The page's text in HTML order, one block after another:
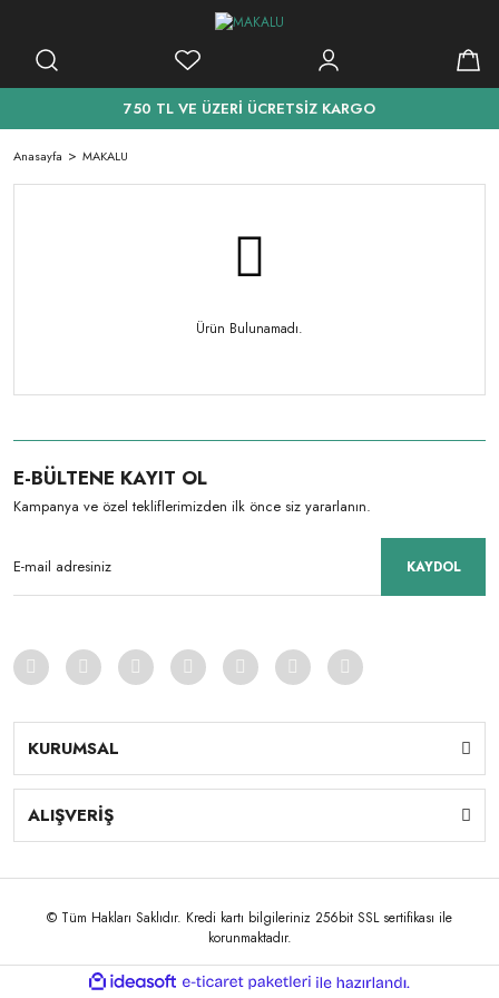
750 TL VE ÜZERİ ÜCRETSİZ KARGO
Anasayfa MAKALU
Ürün Bulunamadı.
E-BÜLTENE KAYIT OL
Kampanya ve özel tekliflerimizden ilk önce siz yararlanın.
KAYDOL
KURUMSAL
ALIŞVERİŞ
© Tüm Hakları Saklıdır. Kredi kartı bilgileriniz 256bit SSL sertifikası ile
korunmaktadır.
ideasoft
e-